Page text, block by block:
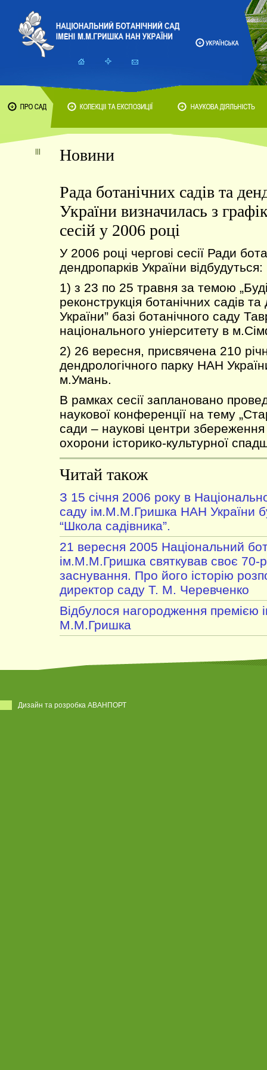
Новини
Рада ботанічних садів та
України визначилась з
сесій у 2006 році
У 2006 році чергові сесії Ради
дендропарків України відбудуться:
1) з 23 по 25 травня за темою
реконструкція ботанічних садів
України” базі ботанічного саду
національного уніерситету в
2) 26 вересня, присвячена 210
дендрологічного парку НАН
м.Умань.
В рамках сесії заплановано
наукової конференції на тему
сади – наукові центри збереження
охорони історико-культурної
Читай також
З 15 січня 2006 року в
саду ім.М.М.Гришка НАН України
“Школа садівника”.
21 вересня 2005 Національний
ім.М.М.Гришка святкував своє 70-
заснування. Про його історію
директор саду Т. М. Черевченко
Відбулося нагородження премією
М.М.Гришка
Дизайн та розробка АВАНПОРТ